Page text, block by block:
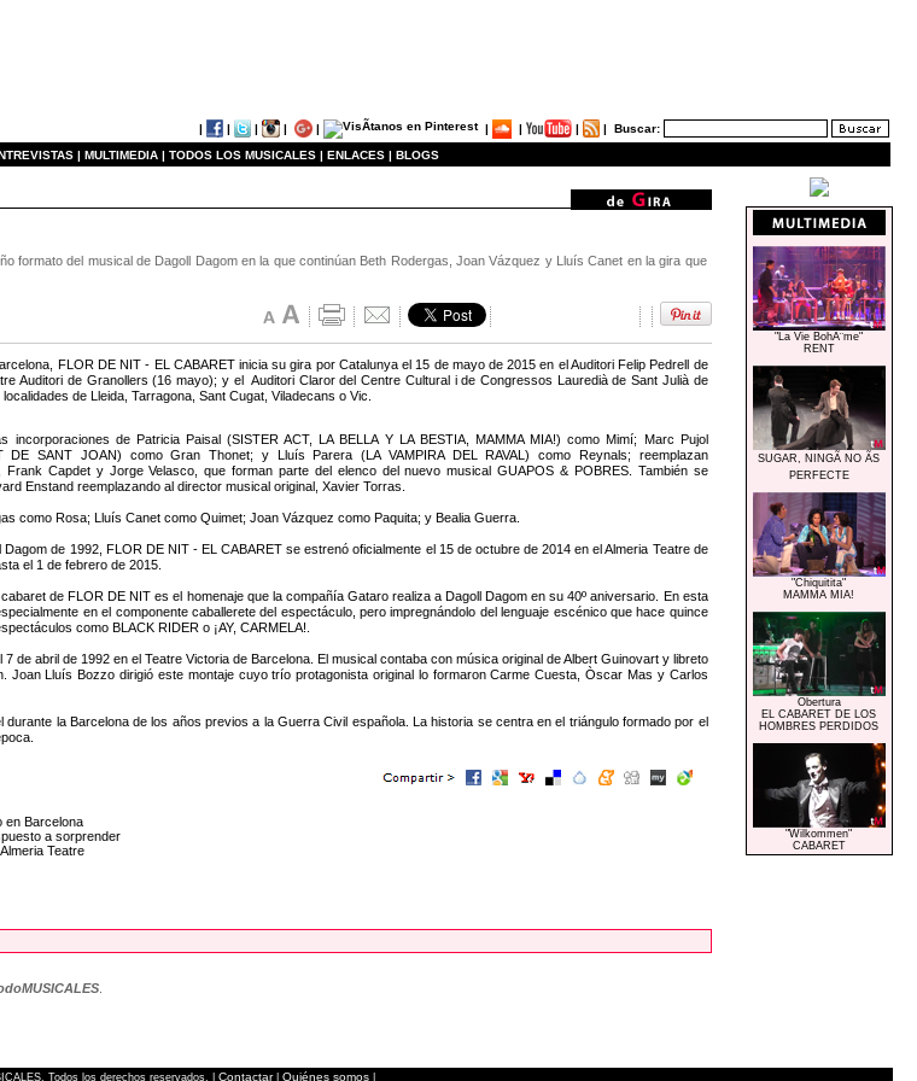
| | | | | | | | | Buscar:
| MULTIMEDIA | TODOS LOS MUSICALES | ENLACES | BLOGS
formato del musical de Dagoll Dagom en la que continúan Beth Rodergas, Joan Vázquez y Lluís Canet en la gira que
FLOR DE NIT - EL CABARET inicia su gira por Catalunya el 15 de mayo de 2015 en el Auditori Felip Pedrell de
Auditori de Granollers (16 mayo); y el Auditori Claror del Centre Cultural i de Congressos Lauredià de Sant Julià de
de Lleida, Tarragona, Sant Cugat, Viladecans o Vic.
de Patricia Paisal (SISTER ACT, LA BELLA Y LA BESTIA, MAMMA MIA!) como Mimí; Marc Pujol
DE SANT JOAN) como Gran Thonet; y Lluís Parera (LA VAMPIRA DEL RAVAL) como Reynals; reemplazan
Frank Capdet y Jorge Velasco, que forman parte del elenco del nuevo musical GUAPOS & POBRES. También se
Enstand reemplazando al director musical original, Xavier Torras.
como Rosa; Lluís Canet como Quimet; Joan Vázquez como Paquita; y Bealia Guerra.
de 1992, FLOR DE NIT - EL CABARET se estrenó oficialmente el 15 de octubre de 2014 en el Almeria Teatre de
el 1 de febrero de 2015.
de FLOR DE NIT es el homenaje que la compañía Gataro realiza a Dagoll Dagom en su 40º aniversario. En esta
en el componente caballerete del espectáculo, pero impregnándolo del lenguaje escénico que hace quince
como BLACK RIDER o ¡AY, CARMELA!.
de abril de 1992 en el Teatre Victoria de Barcelona. El musical contaba con música original de Albert Guinovart y libreto
Joan Lluís Bozzo dirigió este montaje cuyo trío protagonista original lo formaron Carme Cuesta, Òscar Mas y Carlos
la Barcelona de los años previos a la Guerra Civil española. La historia se centra en el triángulo formado por el
en Barcelona
a sorprender
Teatre
.
"La Vie BohÃ¨me"
RENT
SUGAR, NINGÃ NO ÃS
PERFECTE
"Chiquitita"
MAMMA MIA!
Obertura
EL CABARET DE LOS
HOMBRES PERDIDOS
"Wilkommen"
CABARET
Todos los derechos reservados. | Contactar| Quiénes somos|